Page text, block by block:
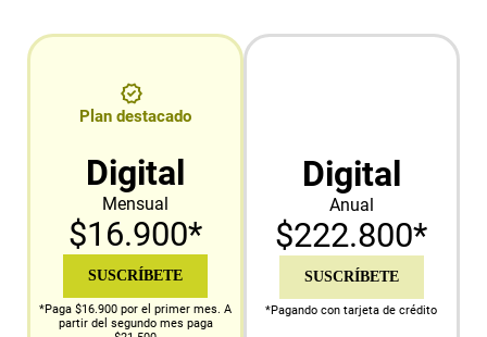
Plan destacado
Digital
Mensual
$16.900*
SUSCRÍBETE
*Paga $16.900 por el primer mes. A
partir del segundo mes paga
Digital
Anual
$222.800*
SUSCRÍBETE
*Pagando con tarjeta de crédito